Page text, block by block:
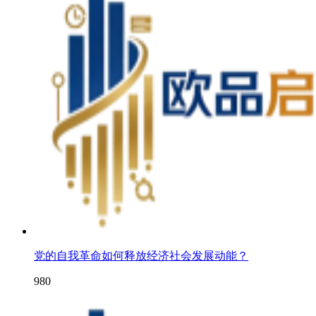
党的自我革命如何释放经济社会发展动能？
980